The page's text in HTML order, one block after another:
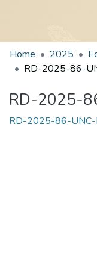
Home 2025
RD-2025-
RD-2025-86-UNC-